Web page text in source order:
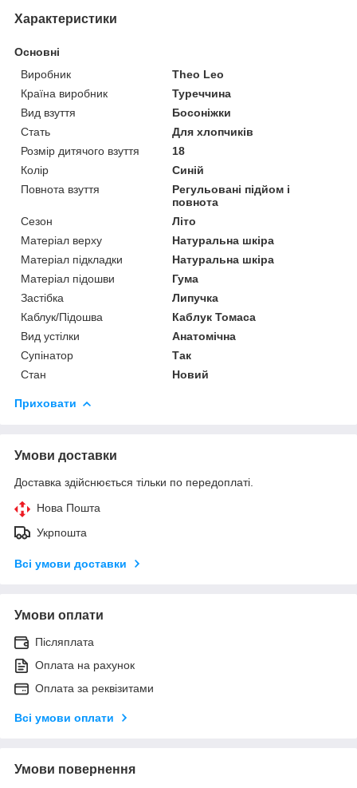
Характеристики
Основні
Виробник
Theo Leo
Країна виробник
Туреччина
Вид взуття
Босоніжки
Стать
Для хлопчиків
Розмір дитячого взуття
18
Колір
Синій
Повнота взуття
Регульовані підйом і
повнота
Сезон
Літо
Матеріал верху
Натуральна шкіра
Матеріал підкладки
Натуральна шкіра
Матеріал підошви
Гума
Застібка
Липучка
Каблук/Підошва
Каблук Томаса
Вид устілки
Анатомічна
Супінатор
Так
Стан
Новий
Приховати
Умови доставки
Доставка здійснюється тільки по передоплаті.
Нова Пошта
Укрпошта
Всі умови доставки
Умови оплати
Післяплата
Оплата на рахунок
Оплата за реквізитами
Всі умови оплати
Умови повернення